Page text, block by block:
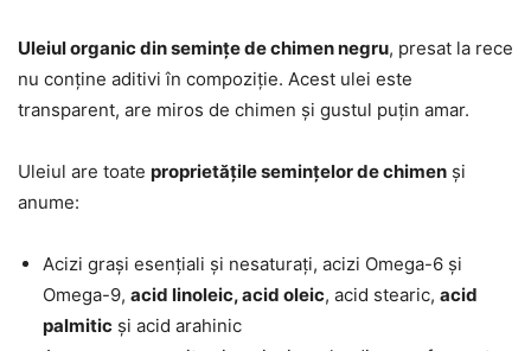
Uleiul organic din semințe de chimen negru, presat la rece
nu conține aditivi în compoziție. Acest ulei este
transparent, are miros de chimen și gustul puțin amar.
Uleiul are toate proprietățile semințelor de chimen și
anume:
Acizi grași esențiali și nesaturați, acizi Omega-6 și
Omega-9, acid linoleic, acid oleic, acid stearic, acid
palmitic și acid arahinic